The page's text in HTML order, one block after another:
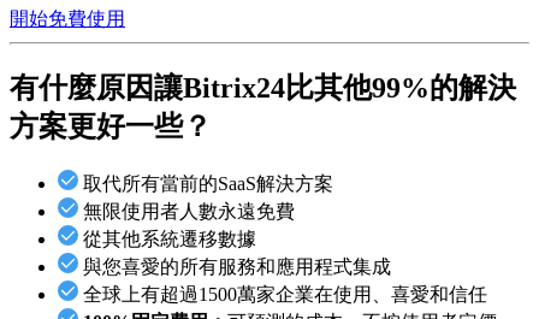
開始免費使用
有什麼原因讓Bitrix24比其他99%的解決
方案更好一些？
取代所有當前的SaaS解決方案
無限使用者人數永遠免費
從其他系統遷移數據
與您喜愛的所有服務和應用程式集成
全球上有超過1500萬家企業在使用、喜愛和信任